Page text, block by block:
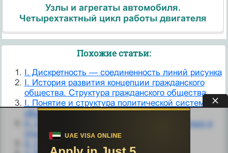
Узлы и агрегаты автомобиля.
Четырехтактный цикл работы двигателя
Похожие статьи:
I. Дискретность — соединенность линий рисунка
I. История развития концепции гражданского
общества. Структура гражданского общества.
I. Понятие и структура политической системы
общества.
II. Структура иммунной системы у животных и
птиц